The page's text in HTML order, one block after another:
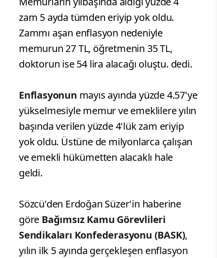
zam 5 ayda tümden eriyip yok oldu.
Zammı aşan enflasyon nedeniyle
memurun 27 TL, öğretmenin 35 TL,
doktorun ise 54 lira alacağı oluştu. dedi.
Enflasyonun mayıs ayında yüzde 4.57'ye
yükselmesiyle memur ve emeklilere yılın
başında verilen yüzde 4'lük zam eriyip
yok oldu. Üstüne de milyonlarca çalışan
ve emekli hükümetten alacaklı hale
geldi.
Sözcü'den Erdoğan Süzer'in haberine
göre Bağımsız Kamu Görevlileri
Sendikaları Konfederasyonu (BASK),
yılın ilk 5 ayında gerçekleşen enflasyon